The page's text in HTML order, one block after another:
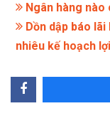
Ngân hàng
Dồn dập báo
nhiêu kế hoạch